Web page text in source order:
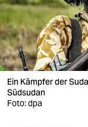
wahrheit
verlag
verlag
veranstaltungen
Ein Kämpfer der
Südsudan
Foto: dpa